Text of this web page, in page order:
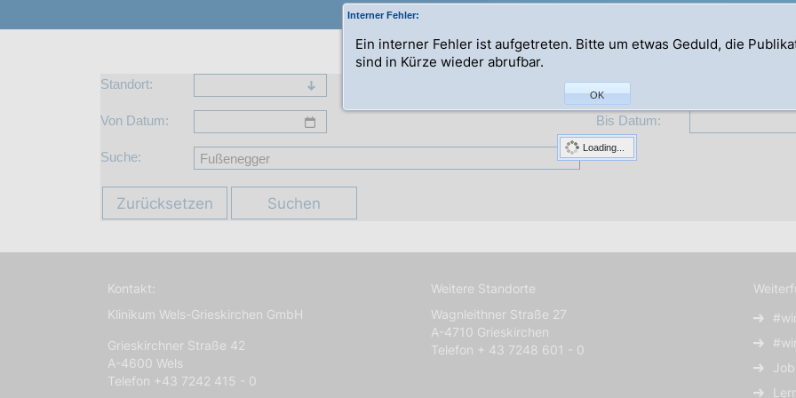
Standort: Abteilung:
Von Datum: Bis Datum:
Suche:
Zurücksetzen Suchen
Loading...
Kontakt:
Klinikum Wels-Grieskirchen GmbH
Grieskirchner Straße 42
A-4600 Wels
Telefon +43 7242 415 - 0
Weitere Standorte
Wagnleithner Straße 27
A-4710 Grieskirchen
Telefon + 43 7248 601 - 0
Interner Fehler:
Ein interner Fehler ist aufgetreten. Bitte um etwas Geduld, die
sind in Kürze wieder abrufbar.
OK